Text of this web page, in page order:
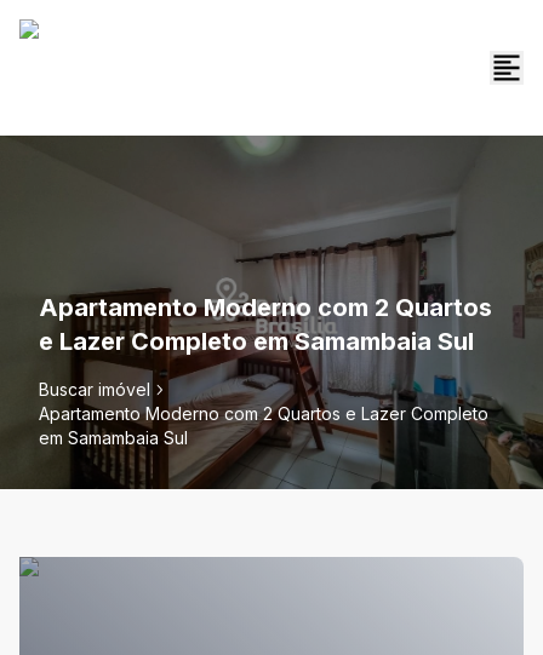
Apartamento Moderno com 2 Quartos
e Lazer Completo em Samambaia Sul
Buscar imóvel
Apartamento Moderno com 2 Quartos e Lazer Completo
em Samambaia Sul